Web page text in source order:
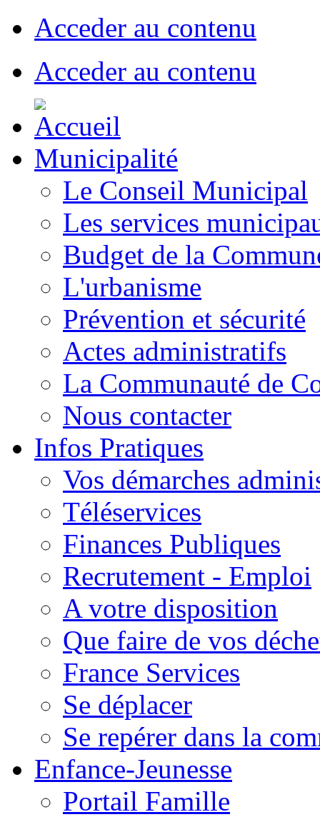
Acceder au contenu
Acceder au contenu
Municipalité
Le Conseil Municipal
Les services
Budget de la
L'urbanisme
Prévention et sécurité
Actes administratifs
La Communauté de
Nous contacter
Infos Pratiques
Vos démarches
Téléservices
Finances Publiques
Recrutement - Emploi
A votre disposition
Que faire de vos
France Services
Se déplacer
Se repérer dans la
Enfance-Jeunesse
Portail Famille